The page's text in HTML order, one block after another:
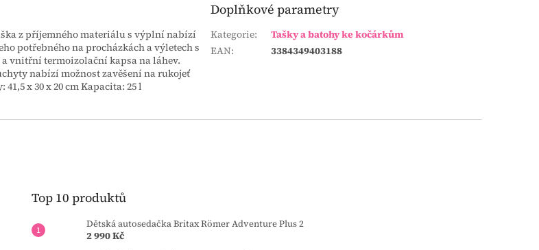
z příjemného materiálu s výplní nabízí
potřebného na procházkách a výletech s
vnitřní termoizolační kapsa na láhev.
nabízí možnost zavěšení na rukojeť
x 30 x 20 cm Kapacita: 25 l
Doplňkové parametry
Kategorie:
Tašky a batohy ke kočárkům
EAN: 3384349403188
Top 10 produktů
Dětská autosedačka Britax Römer Adventure Plus 2
2 990 Kč